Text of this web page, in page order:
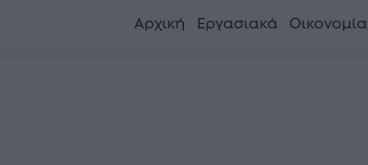
Αρχική
Εργασιακά Οικονομία